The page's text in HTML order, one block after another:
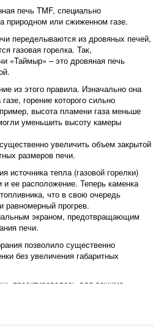
печь TMF, специально
природном или сжиженном газе.
переделываются из дровяных печей,
газовая горелка. Так,
«Таймыр» – это дровяная печь
из этого правила. Изначально она
горение которого сильно
высота пламени газа меньше
уменьшить высоту камеры
увеличить объем закрытой
размеров печи.
источника тепла (газовой горелки)
ее расположение. Теперь каменка
что в свою очередь
равномерный прогрев.
экраном, предотвращающим
печи.
позволило существенно
без увеличения габаритных
проектировалась для режима
главное ее достоинство – это
температуры воздуха в парной